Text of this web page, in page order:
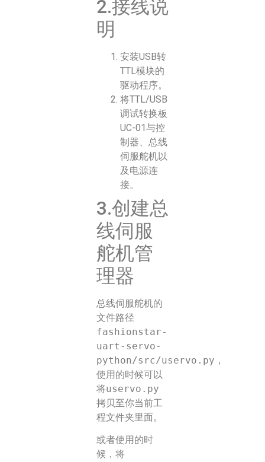
2.接线说
明
安装USB转
TTL模块的
驱动程序。
将TTL/USB
调试转换板
UC-01与控
制器、总线
伺服舵机以
及电源连
接。
3.创建总
线伺服
舵机管
理器
总线伺服舵机的
文件路径
fashionstar-
uart-servo-
python/src/uservo.py ，
使用的时候可以
将uservo.py
拷贝至你当前工
程文件夹里面。
或者使用的时
候，将